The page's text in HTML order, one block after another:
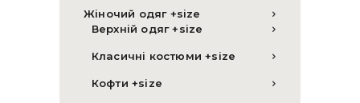
Жіночий одяг +size
Верхній одяг +size
Класичні костюми +size
Кофти +size